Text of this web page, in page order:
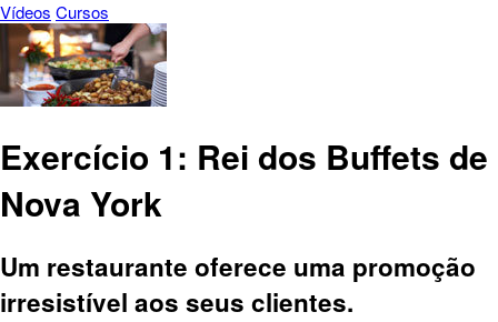
Vídeos Cursos
Exercício 1: Rei dos Buffets de
Nova York
Um restaurante oferece uma promoção
irresistível aos seus clientes.